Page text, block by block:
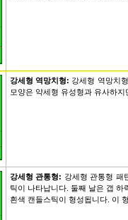
강세형 역망치형: 강세형 역망치
모양은 약세형 유성형과 유사하
강세형 관통형: 강세형 관통형 패
틱이 나타납니다. 둘째 날은 갭
흰색 캔들스틱이 형성됩니다. 이